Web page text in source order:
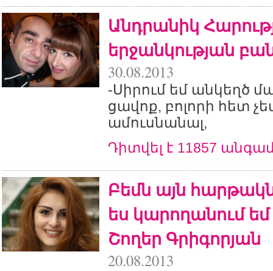
Անդրանիկ
երջանկության
30.08.2013
-Սիրում եմ անկեղծ
ցավոք, բոլորի հետ
ամուսնանալ,
Դիտվել է 11857
Բեմն այն
ես կարողանում եմ
Շողեր Գրիգորյան
20.08.2013